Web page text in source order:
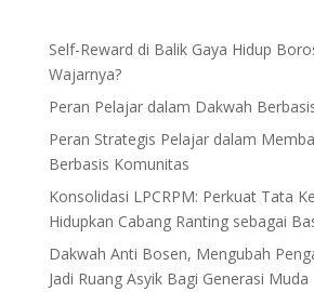
Self-Reward di Balik Gaya Hidup
Wajarnya?
Peran Pelajar dalam Dakwah
Peran Strategis Pelajar dalam
Berbasis Komunitas
Konsolidasi LPCRPM: Perkuat Tata
Hidupkan Cabang Ranting sebagai
Dakwah Anti Bosen, Mengubah
Jadi Ruang Asyik Bagi Generasi Muda